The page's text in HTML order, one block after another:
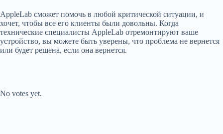
AppleLab сможет помочь в любой критической ситуации, и
хочет, чтобы все его клиенты были довольны. Когда
технические специалисты AppleLab отремонтируют ваше
устройство, вы можете быть уверены, что проблема не вернется
или будет решена, если она вернется.
No votes yet.